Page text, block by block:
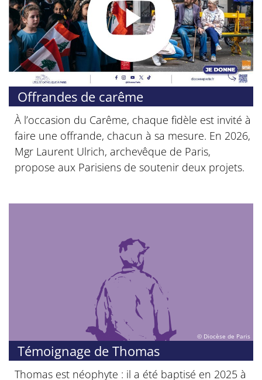
© Diocèse de Paris
Offrandes de carême
À l’occasion du Carême, chaque fidèle est invité à
faire une offrande, chacun à sa mesure. En 2026,
Mgr Laurent Ulrich, archevêque de Paris,
propose aux Parisiens de soutenir deux projets.
© Diocèse de Paris
Témoignage de Thomas
Thomas est néophyte : il a été baptisé en 2025 à